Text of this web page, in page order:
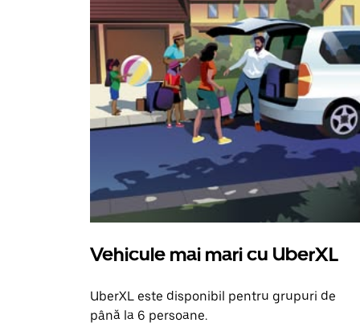
Vehicule mai mari cu UberXL
UberXL este disponibil pentru grupuri de
până la 6 persoane.